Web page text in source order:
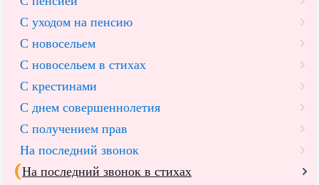
С уходом на пенсию
С новосельем
С новосельем в стихах
С крестинами
С днем совершеннолетия
С получением прав
На последний звонок
На последний звонок в стихах